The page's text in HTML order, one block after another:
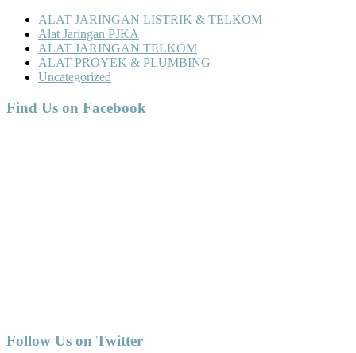
ALAT JARINGAN LISTRIK & TELKOM
Alat Jaringan PJKA
ALAT JARINGAN TELKOM
ALAT PROYEK & PLUMBING
Uncategorized
Find Us on Facebook
Follow Us on Twitter